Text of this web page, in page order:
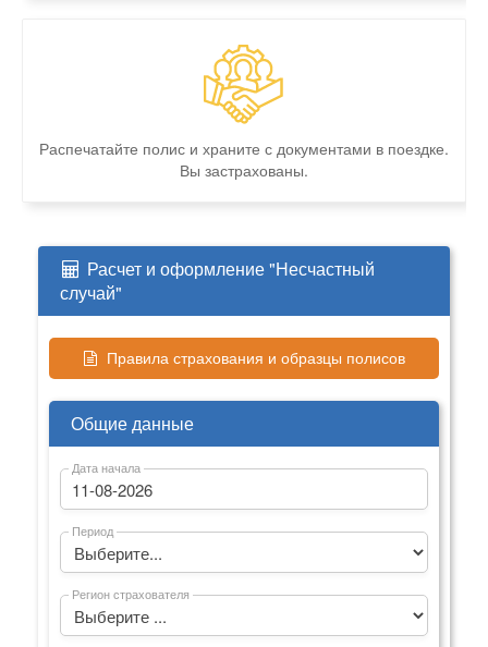
Распечатайте полис и храните с документами в поездке.
Вы застрахованы.
Расчет и оформление "Несчастный
случай"
Правила страхования и образцы полисов
Общие данные
Дата начала
Период
Регион страхователя